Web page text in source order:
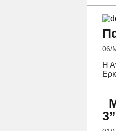
06/
Η
3”